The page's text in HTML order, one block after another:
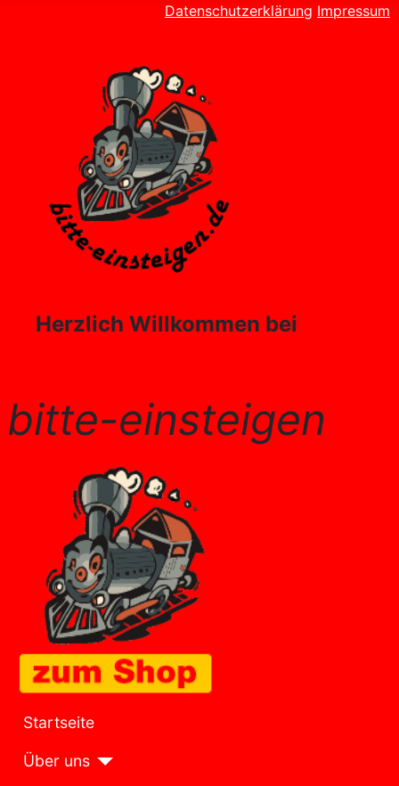
Datenschutzerklärung Impressum
Herzlich Willkommen bei
bitte-einsteigen
Startseite
Über uns